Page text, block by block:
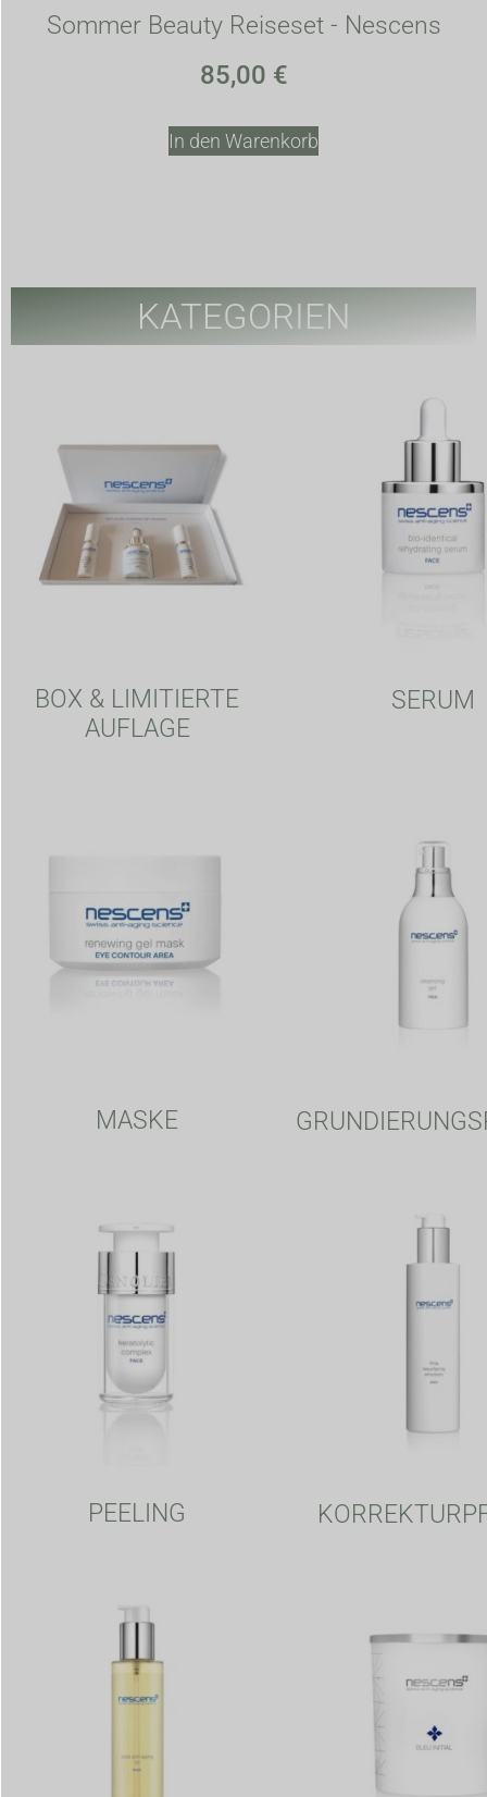
Sommer Beauty Reiseset - Nescens
85,00 €
In den Warenkorb
KATEGORIEN
BOX & LIMITIERTE
AUFLAGE
SERUM
MASKE
PEELING